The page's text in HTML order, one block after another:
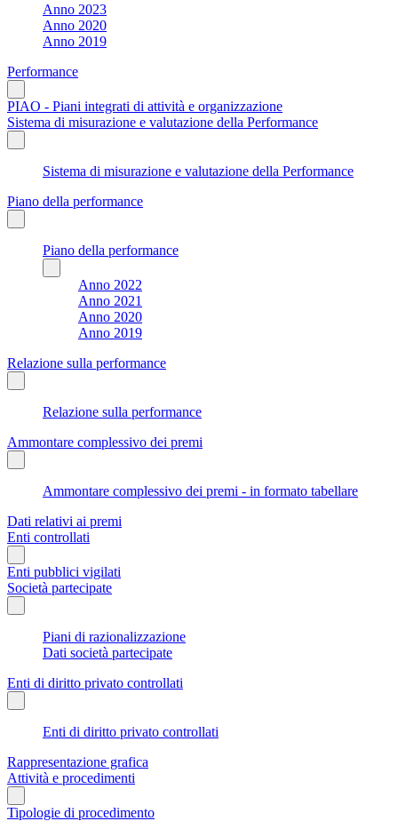
Anno 2023
Anno 2020
Anno 2019
Performance
PIAO - Piani integrati di attività e organizzazione
Sistema di misurazione e valutazione della Performance
Sistema di misurazione e valutazione della Performance
Piano della performance
Piano della performance
Anno 2022
Anno 2021
Anno 2020
Anno 2019
Relazione sulla performance
Relazione sulla performance
Ammontare complessivo dei premi
Ammontare complessivo dei premi - in formato tabellare
Dati relativi ai premi
Enti controllati
Enti pubblici vigilati
Società partecipate
Piani di razionalizzazione
Dati società partecipate
Enti di diritto privato controllati
Enti di diritto privato controllati
Rappresentazione grafica
Attività e procedimenti
Tipologie di procedimento